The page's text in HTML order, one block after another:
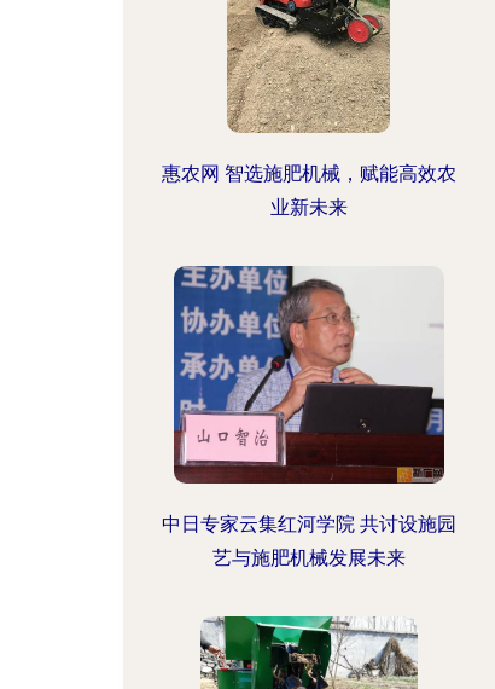
惠农网 智选施肥机械，赋能高效农
业新未来
中日专家云集红河学院 共讨设施园
艺与施肥机械发展未来